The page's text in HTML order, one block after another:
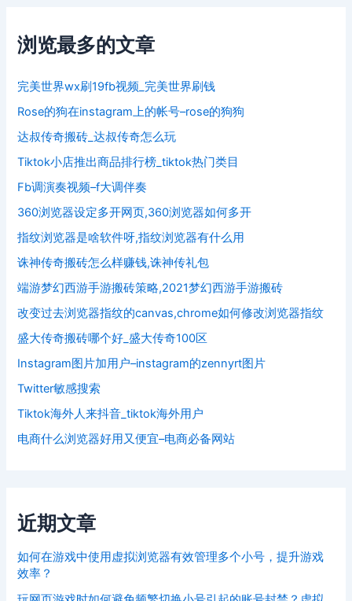
浏览最多的文章
完美世界wx刷19fb视频_完美世界刷钱
Rose的狗在instagram上的帐号–rose的狗狗
达叔传奇搬砖_达叔传奇怎么玩
Tiktok小店推出商品排行榜_tiktok热门类目
Fb调演奏视频–f大调伴奏
360浏览器设定多开网页,360浏览器如何多开
指纹浏览器是啥软件呀,指纹浏览器有什么用
诛神传奇搬砖怎么样赚钱,诛神传礼包
端游梦幻西游手游搬砖策略,2021梦幻西游手游搬砖
改变过去浏览器指纹的canvas,chrome如何修改浏览器指纹
盛大传奇搬砖哪个好_盛大传奇100区
Instagram图片加用户–instagram的zennyrt图片
Twitter敏感搜索
Tiktok海外人来抖音_tiktok海外用户
电商什么浏览器好用又便宜–电商必备网站
近期文章
如何在游戏中使用虚拟浏览器有效管理多个小号，提升游戏
效率？